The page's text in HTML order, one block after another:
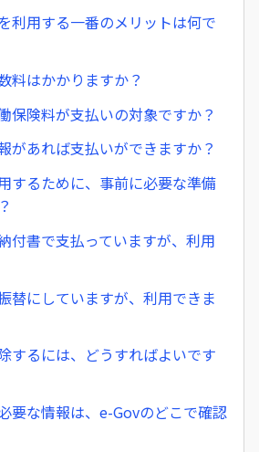
利用する一番のメリットは何で
料はかかりますか？
保険料が支払いの対象ですか？
があれば支払いができますか？
するために、事前に必要な準備
付書で支払っていますが、利用
替にしていますが、利用できま
するには、どうすればよいです
要な情報は、e-Govのどこで確認